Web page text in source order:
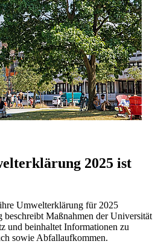
2025 ist
Umwelterklärung für 2025
Maßnahmen der Universität
und beinhaltet Informationen zu
sowie Abfallaufkommen.